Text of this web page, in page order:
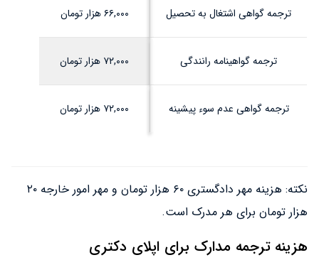
ترجمه گواهی اشتغال به تحصیل ۶۶,۰۰۰ هزار تومان
ترجمه گواهینامه رانندگی ۷۲,۰۰۰ هزار تومان
ترجمه گواهی عدم سوء پیشینه ۷۲,۰۰۰ هزار تومان
نکته: هزینه مهر دادگستری ۶۰ هزار تومان و مهر امور خارجه ۲۰
هزار تومان برای هر مدرک است.
هزینه ترجمه مدارک برای اپلای دکتری